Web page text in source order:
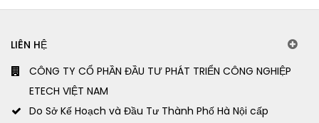
LIÊN HỆ
CÔNG TY CỔ PHẦN ĐẦU TƯ PHÁT TRIỂN CÔNG NGHIỆP
ETECH VIỆT NAM
Do Sở Kế Hoạch và Đầu Tư Thành Phố Hà Nội cấp